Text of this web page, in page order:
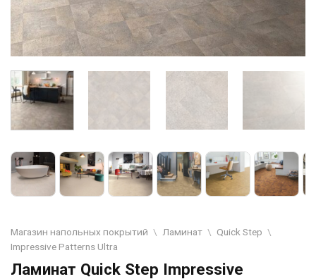
Магазин напольных покрытий \ Ламинат \ Quick Step \
Impressive Patterns Ultra
Ламинат Quick Step Impressive